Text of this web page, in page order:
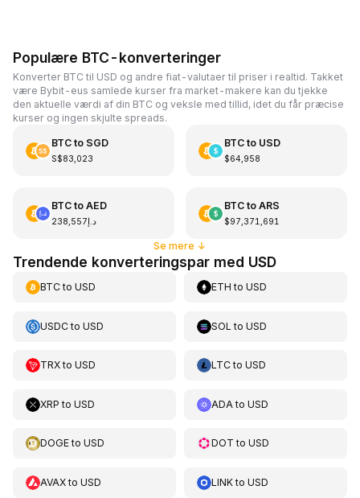
Populære BTC-konverteringer
Konverter BTC til USD og andre fiat-valutaer til priser i realtid. Takket
være Bybit-eus samlede kurser fra market-makere kan du tjekke
den aktuelle værdi af din BTC og veksle med tillid, idet du får præcise
kurser og ingen skjulte spreads.
BTCto SGD
S$83,023
BTCto USD
$64,958
BTCto AED
د.إ238,557
BTCto ARS
$97,371,691
Se mere ↓
Trendende konverteringspar med USD
BTCto USD ETH toUSD
USDCto USD SOL toUSD
TRXto USD LTCtoUSD
XRP to USD ADA toUSD
DOGEto USD DOT toUSD
AVAXto USD LINKtoUSD